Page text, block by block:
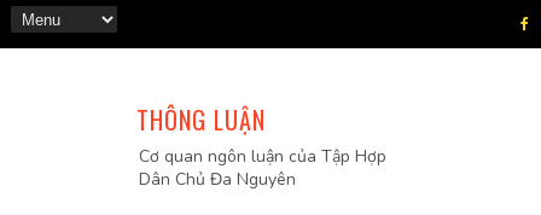
THÔNG LUẬN
Cơ quan ngôn luận của Tập Hợp
Dân Chủ Đa Nguyên